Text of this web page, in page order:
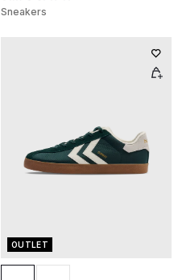
Sneakers
OUTLET